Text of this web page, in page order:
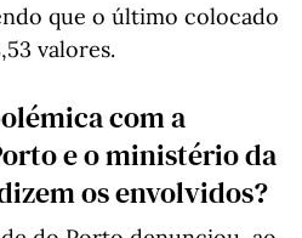
que o último colocado
valores.
com a
e o ministério da
os envolvidos?